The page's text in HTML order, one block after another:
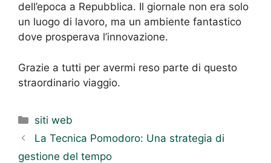
dell’epoca a Repubblica. Il giornale non era solo
un luogo di lavoro, ma un ambiente fantastico
dove prosperava l’innovazione.
Grazie a tutti per avermi reso parte di questo
straordinario viaggio.
Categorie
siti web
La Tecnica Pomodoro: Una strategia di
gestione del tempo